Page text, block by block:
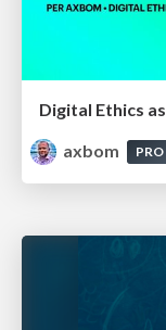
Digital Ethics
axbom
PRO